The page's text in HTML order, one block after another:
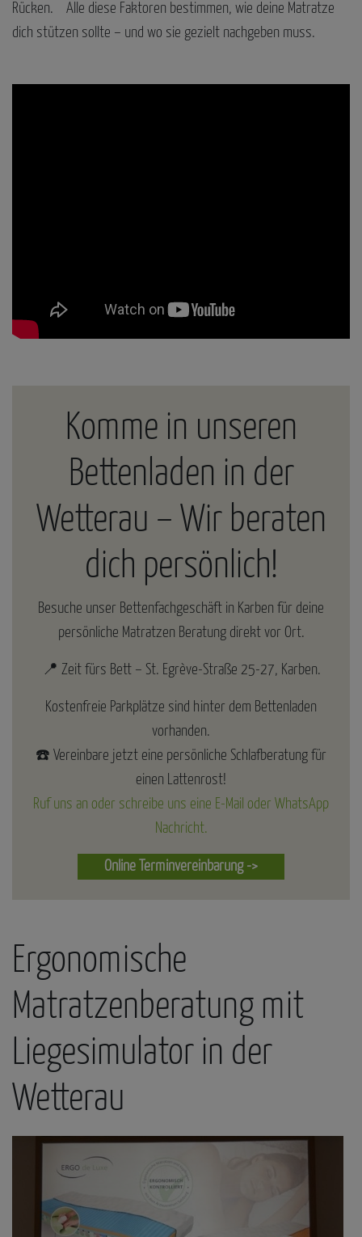
Rücken. Alle diese Faktoren bestimmen, wie deine Matratze
dich stützen sollte – und wo sie gezielt nachgeben muss.
Komme in unseren
Bettenladen in der
Wetterau – Wir beraten
dich persönlich!
Besuche unser Bettenfachgeschäft in Karben für deine
persönliche Matratzen Beratung direkt vor Ort.
📍 Zeit fürs Bett – St. Egrève-Straße 25-27, Karben.
Kostenfreie Parkplätze sind hinter dem Bettenladen
vorhanden.
☎️ Vereinbare jetzt eine persönliche Schlafberatung für
einen Lattenrost!
Ruf uns an oder schreibe uns eine E-Mail oder WhatsApp
Nachricht.
Online Terminvereinbarung ->
Ergonomische
Matratzenberatung mit
Liegesimulator in der
Wetterau